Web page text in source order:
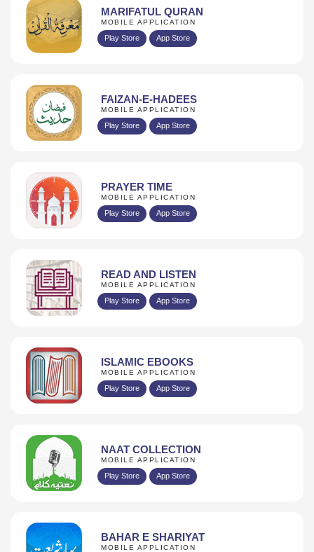
MARIFATUL QURAN
MOBILE APPLICATION
Play Store App Store
FAIZAN-E-HADEES
MOBILE APPLICATION
Play Store App Store
PRAYER TIME
MOBILE APPLICATION
Play Store App Store
READ AND LISTEN
MOBILE APPLICATION
Play Store App Store
ISLAMIC EBOOKS
MOBILE APPLICATION
Play Store App Store
NAAT COLLECTION
MOBILE APPLICATION
Play Store App Store
BAHAR E SHARIYAT
MOBILE APPLICATION